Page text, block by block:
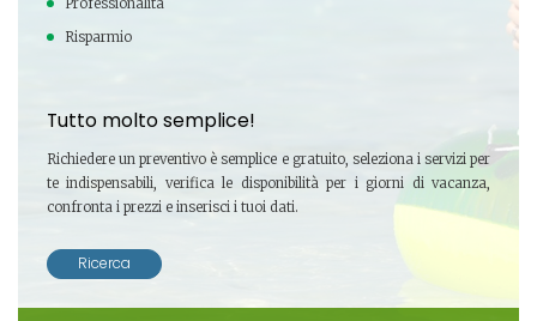
Risparmio
Tutto molto semplice!
Richiedere un preventivo è semplice e gratuito, seleziona i servizi per
te indispensabili, verifica le disponibilità per i giorni di vacanza,
confronta i prezzi e inserisci i tuoi dati.
Ricerca